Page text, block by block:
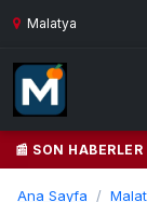
Malatya
📰 SON HABERLER
ve Kültür Cenneti:
Ana Sayfa